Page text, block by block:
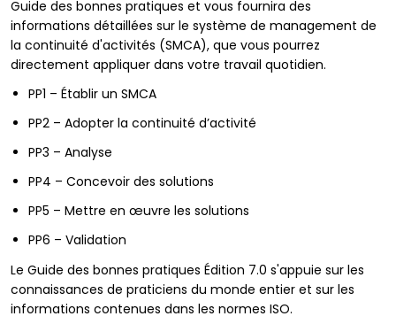
Guide des bonnes pratiques et vous fournira des
informations détaillées sur le système de management de
la continuité d'activités (SMCA), que vous pourrez
directement appliquer dans votre travail quotidien.
PP1 – Établir un SMCA
PP2 – Adopter la continuité d’activité
PP3 – Analyse
PP4 – Concevoir des solutions
PP5 – Mettre en œuvre les solutions
PP6 – Validation
Le Guide des bonnes pratiques Édition 7.0 s'appuie sur les
connaissances de praticiens du monde entier et sur les
informations contenues dans les normes ISO.